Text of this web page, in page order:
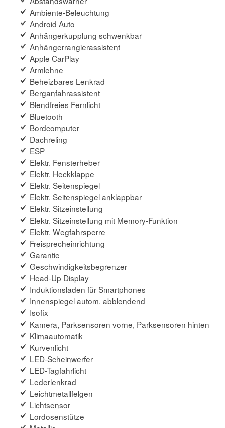
Ambiente-Beleuchtung
Android Auto
Anhängerkupplung schwenkbar
Anhängerrangierassistent
Apple CarPlay
Armlehne
Beheizbares Lenkrad
Berganfahrassistent
Blendfreies Fernlicht
Bluetooth
Bordcomputer
Dachreling
ESP
Elektr. Fensterheber
Elektr. Heckklappe
Elektr. Seitenspiegel
Elektr. Seitenspiegel anklappbar
Elektr. Sitzeinstellung
Elektr. Sitzeinstellung mit Memory-Funktion
Elektr. Wegfahrsperre
Freisprecheinrichtung
Garantie
Geschwindigkeitsbegrenzer
Head-Up Display
Induktionsladen für Smartphones
Innenspiegel autom. abblendend
Isofix
Kamera, Parksensoren vorne, Parksensoren hinten
Klimaautomatik
Kurvenlicht
LED-Scheinwerfer
LED-Tagfahrlicht
Lederlenkrad
Leichtmetallfelgen
Lichtsensor
Lordosenstütze